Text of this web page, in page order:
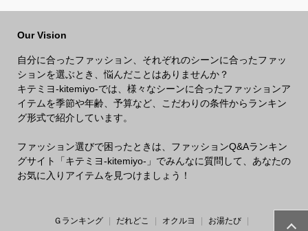
Our Vision
自分に合ったファッション、それぞれのシーンに合ったファッ
ションを選ぶとき、悩んだことはありませんか？
キテミヨ-kitemiyo-では、様々なシーンに合ったファッションア
イテムを季節や年齢、予算など、こだわりの条件からランキン
グ形式で紹介しています。
ファッション選びで困ったときは、ファッションQ&Aランキン
グサイト「キテミヨ-kitemiyo-」でみんなに質問して、あなたの
お気に入りアイテムを見つけましょう！
Ｇランキング だれどこ オクルヨ
お湯たび